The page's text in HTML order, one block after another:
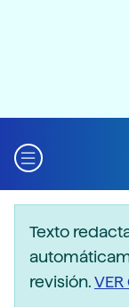
Texto
revisión.VER